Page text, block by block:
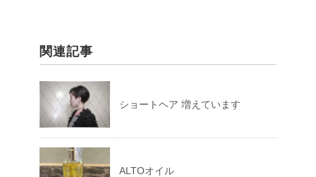
関連記事
ショートヘア 増えています
ALTOオイル